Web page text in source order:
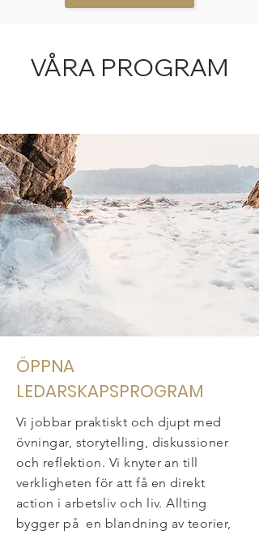
VÅRA PROGRAM
ÖPPNA
LEDARSKAPSPROGRAM
Vi jobbar praktiskt och djupt med
övningar, storytelling, diskussioner
och reflektion. Vi knyter an till
verkligheten för att få en direkt
action i arbetsliv och liv. Allting
bygger på en blandning av teorier,